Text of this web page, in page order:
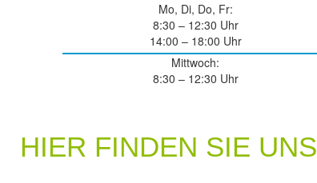
Mo, Di, Do, Fr:
8:30 – 12:30 Uhr
14:00 – 18:00 Uhr
Mittwoch:
8:30 – 12:30 Uhr
HIER FINDEN SIE UNS